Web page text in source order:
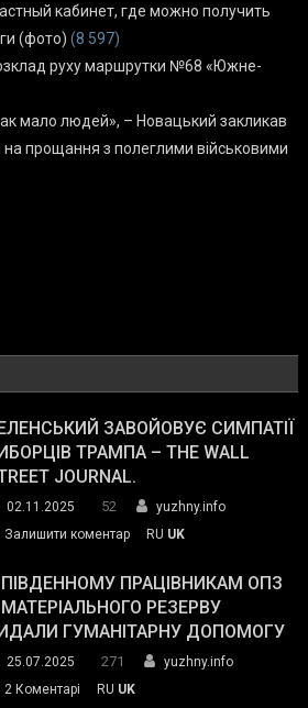
кабинет, где можно получить
(фото) (8 597)
руху маршрутки №68 «Южне-
мало людей», – Новацький закликав
прощання з полеглими військовими
ЗАВОЙОВУЄ СИМПАТІЇ
ТРАМПА – THE WALL
JOURNAL.
02.11.2025 52
yuzhny.info
Залишити коментарon
завойовує
симпатії
виборців
The
RU UK
ПРАЦІВНИКАМ ОПЗ
РЕЗЕРВУ
ГУМАНІТАРНУ ДОПОМОГУ
25.07.2025 271
yuzhny.info
2 Коментарі
RU UK